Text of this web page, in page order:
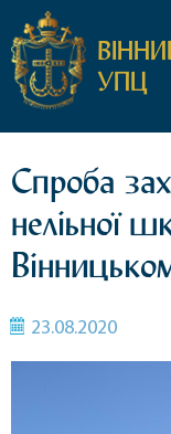
УПЦ
Спроба
неліьної
23.08.2020